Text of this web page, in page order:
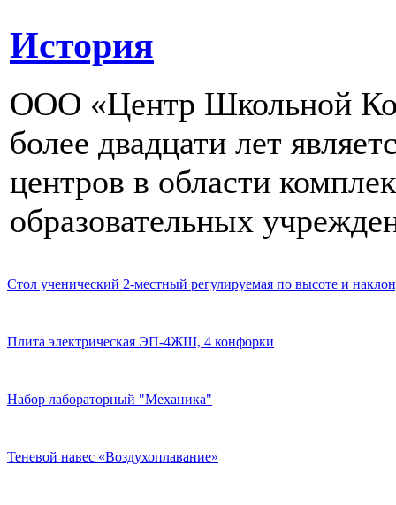
История
ООО «Центр Школьной
более двадцати лет
центров в области
образовательных
Стол ученический 2-местный регулируемая по высоте и
Плита электрическая ЭП-4ЖШ, 4 конфорки
Набор лабораторный "Механика"
Теневой навес «Воздухоплавание»